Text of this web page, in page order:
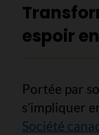
espoir
Portée par
s’impliquer
Société